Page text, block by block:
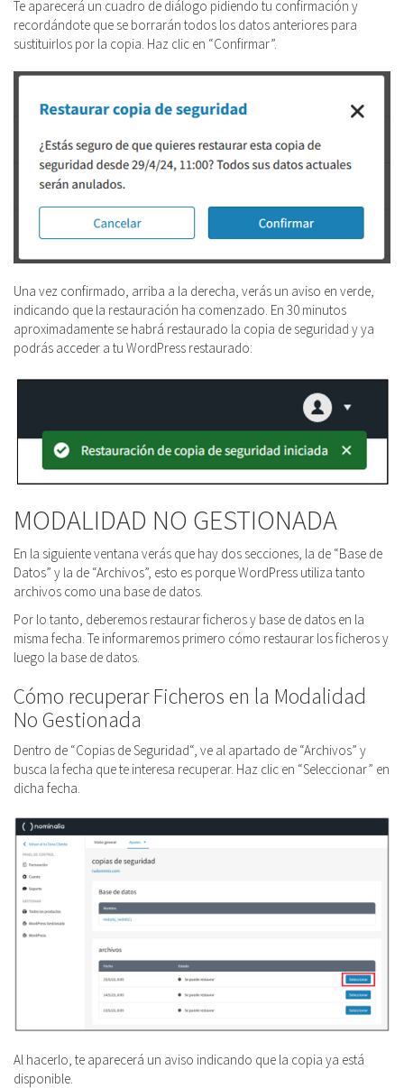
Te aparecerá un cuadro de diálogo pidiendo tu confirmación y
recordándote que se borrarán todos los datos anteriores para
sustituirlos por la copia. Haz clic en “Confirmar”.
Una vez confirmado, arriba a la derecha, verás un aviso en verde,
indicando que la restauración ha comenzado. En 30 minutos
aproximadamente se habrá restaurado la copia de seguridad y ya
podrás acceder a tu WordPress restaurado:
MODALIDAD NO GESTIONADA
En la siguiente ventana verás que hay dos secciones, la de “Base de
Datos” y la de “Archivos”, esto es porque WordPress utiliza tanto
archivos como una base de datos.
Por lo tanto, deberemos restaurar ficheros y base de datos en la
misma fecha. Te informaremos primero cómo restaurar los ficheros y
luego la base de datos.
Cómo recuperar Ficheros en la Modalidad
No Gestionada
Dentro de “Copias de Seguridad“, ve al apartado de “Archivos” y
busca la fecha que te interesa recuperar. Haz clic en “Seleccionar” en
dicha fecha.
Al hacerlo, te aparecerá un aviso indicando que la copia ya está
disponible.